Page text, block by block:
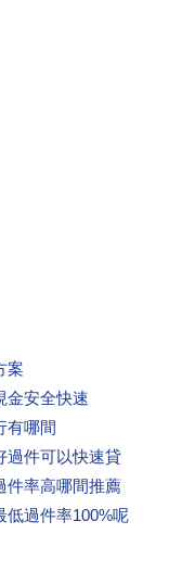
案
金安全快速
有哪間
過件可以快速貸
件率高哪間推薦
低過件率100%呢